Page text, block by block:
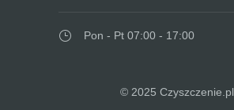
Pon - Pt 07:00 - 17:00
© 2025 Czyszczenie.pl